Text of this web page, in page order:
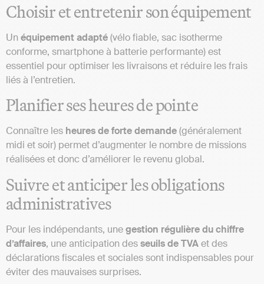
Choisir et entretenir son équipement
Un équipement adapté(vélo fiable, sac isotherme
conforme, smartphone à batterie performante) est
essentiel pour optimiser les livraisons et réduire les frais
liés à l’entretien.
Planifier ses heures de pointe
Connaître les heures de forte demande(généralement
midi et soir) permet d’augmenter le nombre de missions
réalisées et donc d’améliorer le revenu global.
Suivre et anticiper les obligations
administratives
Pour les indépendants, unegestion régulière du chiffre
d’affaires, une anticipation desseuils de TVAet des
déclarations fiscales et sociales sont indispensables pour
éviter des mauvaises surprises.